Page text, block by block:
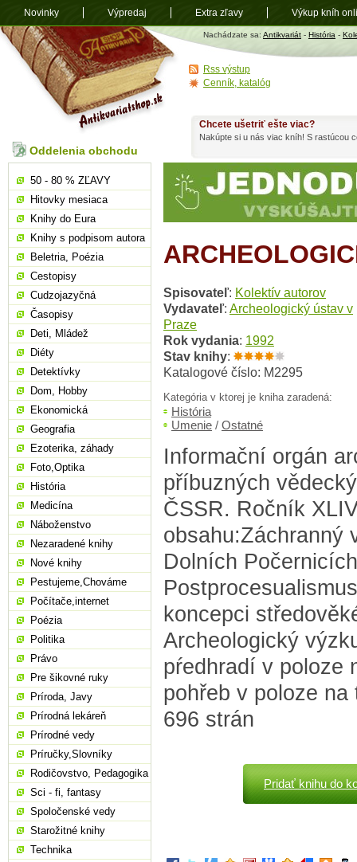
Antikvariát
shop.sk
Nachádzate sa: Antikvariát - História -
Spisovateľ: Kolektív autorov
Vydavateľ: Archeologický ústav v
Praze
Rok vydania: 1992
Stav knihy:
Katalogové číslo: M2295
Kategória v ktorej je kniha zaradená:
História
Umenie / Ostatné
Informační orgán
příbuzných
ČSSR. Ročník
obsahu:Záchranný
Dolních
koncepci
Archeologický
pŕedhradí v poloze
pohřeb v poloze
696 strán
Pridať knihu do
Chcete ušetriť ešte viac?
Nakúpte si u nás viac kníh! S rastúcou
Oddelenia obchodu
50 - 80 % ZĽAVY
Hitovky mesiaca
Knihy do Eura
Knihy s podpisom autora
Beletria, Poézia
Cestopisy
Cudzojazyčná
Časopisy
Deti, Mládež
Diéty
Detektívky
Dom, Hobby
Ekonomická
Geografia
Ezoterika, záhady
Foto,Optika
História
Medicína
Náboženstvo
Nezaradené knihy
Nové knihy
Pestujeme,Chováme
Počítače,internet
Poézia
Politika
Právo
Pre šikovné ruky
Príroda, Javy
Prírodná lekáreň
Prírodné vedy
Príručky,Slovníky
Rodičovstvo, Pedagogika
Sci - fi, fantasy
Spoločenské vedy
Starožitné knihy
Technika
Rss výstup
Cenník, katalóg
Novinky Výpredaj Extra zľavy Výkup kníh